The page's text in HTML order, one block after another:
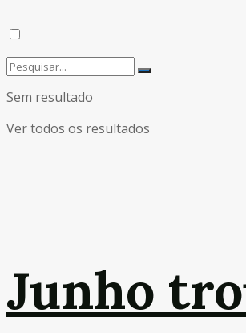
Sem resultado
Ver todos os resultados
Junho